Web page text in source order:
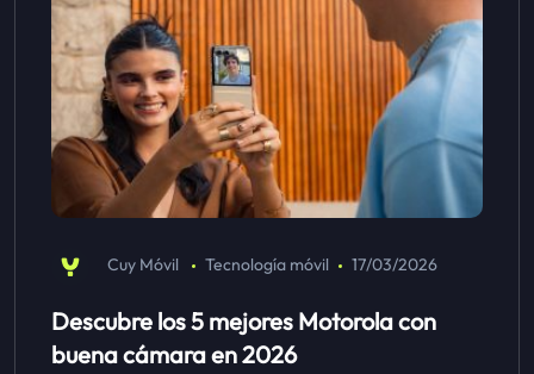
Cuy Móvil Tecnología móvil 17/03/2026
Descubre los 5 mejores Motorola con
buena cámara en 2026